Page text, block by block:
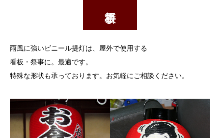
雨風に強いビニール提灯は、屋外で使用する
看板・祭事に。最適です。
特殊な形状も承っております。お気軽にご相談ください。